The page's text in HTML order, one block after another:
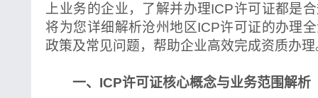
上业务的企业，了解并办理ICP许可证都是
将为您详细解析沧州地区ICP许可证的办理
政策及常见问题，帮助企业高效完成资质办
一、ICP许可证核心概念与业务范围解析